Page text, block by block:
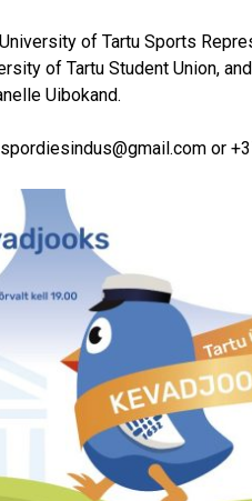
of Tartu Sports
of Tartu Student Union,
Uibokand.
or